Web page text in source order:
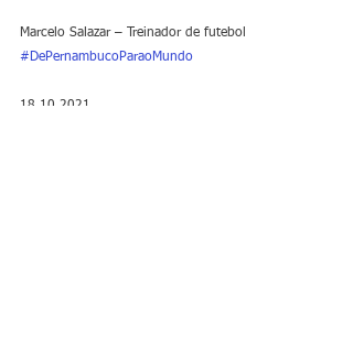
Marcelo Salazar – Treinador de futebol
#DePernambucoParaoMundo
18.10.2021.